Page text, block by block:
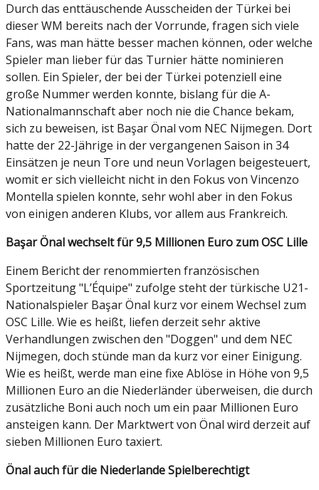
Durch das enttäuschende Ausscheiden der Türkei bei
dieser WM bereits nach der Vorrunde, fragen sich viele
Fans, was man hätte besser machen können, oder welche
Spieler man lieber für das Turnier hätte nominieren
sollen. Ein Spieler, der bei der Türkei potenziell eine
große Nummer werden konnte, bislang für die A-
Nationalmannschaft aber noch nie die Chance bekam,
sich zu beweisen, ist Başar Önal vom NEC Nijmegen. Dort
hatte der 22-Jährige in der vergangenen Saison in 34
Einsätzen je neun Tore und neun Vorlagen beigesteuert,
womit er sich vielleicht nicht in den Fokus von Vincenzo
Montella spielen konnte, sehr wohl aber in den Fokus
von einigen anderen Klubs, vor allem aus Frankreich.
Başar Önal wechselt für 9,5 Millionen Euro zum OSC Lille
Einem Bericht der renommierten französischen
Sportzeitung "L’Équipe" zufolge steht der türkische U21-
Nationalspieler Başar Önal kurz vor einem Wechsel zum
OSC Lille. Wie es heißt, liefen derzeit sehr aktive
Verhandlungen zwischen den "Doggen" und dem NEC
Nijmegen, doch stünde man da kurz vor einer Einigung.
Wie es heißt, werde man eine fixe Ablöse in Höhe von 9,5
Millionen Euro an die Niederländer überweisen, die durch
zusätzliche Boni auch noch um ein paar Millionen Euro
ansteigen kann. Der Marktwert von Önal wird derzeit auf
sieben Millionen Euro taxiert.
Önal auch für die Niederlande Spielberechtigt